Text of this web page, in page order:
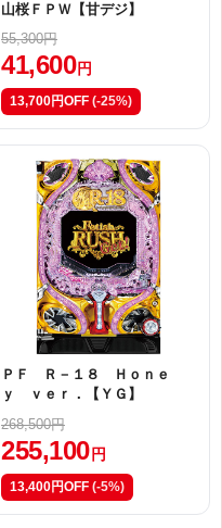
山桜ＦＰＷ【甘デジ】
55,300円
41,600 円
13,700円OFF (-25%)
ＰＦ Ｒ－１８ Ｈｏｎｅ
ｙ ｖｅｒ．【ＹＧ】
268,500円
255,100 円
13,400円OFF (-5%)